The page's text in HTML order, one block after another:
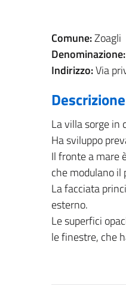
Comune:Zoagli
Denominazione:
Indirizzo:Via
Descrizione
La villa sorge in
Ha sviluppo
Il fronte a mare
che modulano il
La facciata
esterno.
Le superfici
le finestre, che